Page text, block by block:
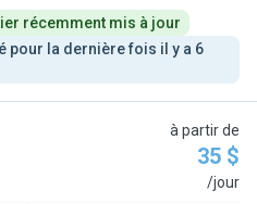
récemment mis à jour
pour la dernière fois il y a 6
à partir de
35 $
/jour